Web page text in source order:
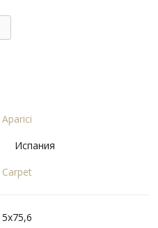
Aparici
Испания
Carpet
5x75,6